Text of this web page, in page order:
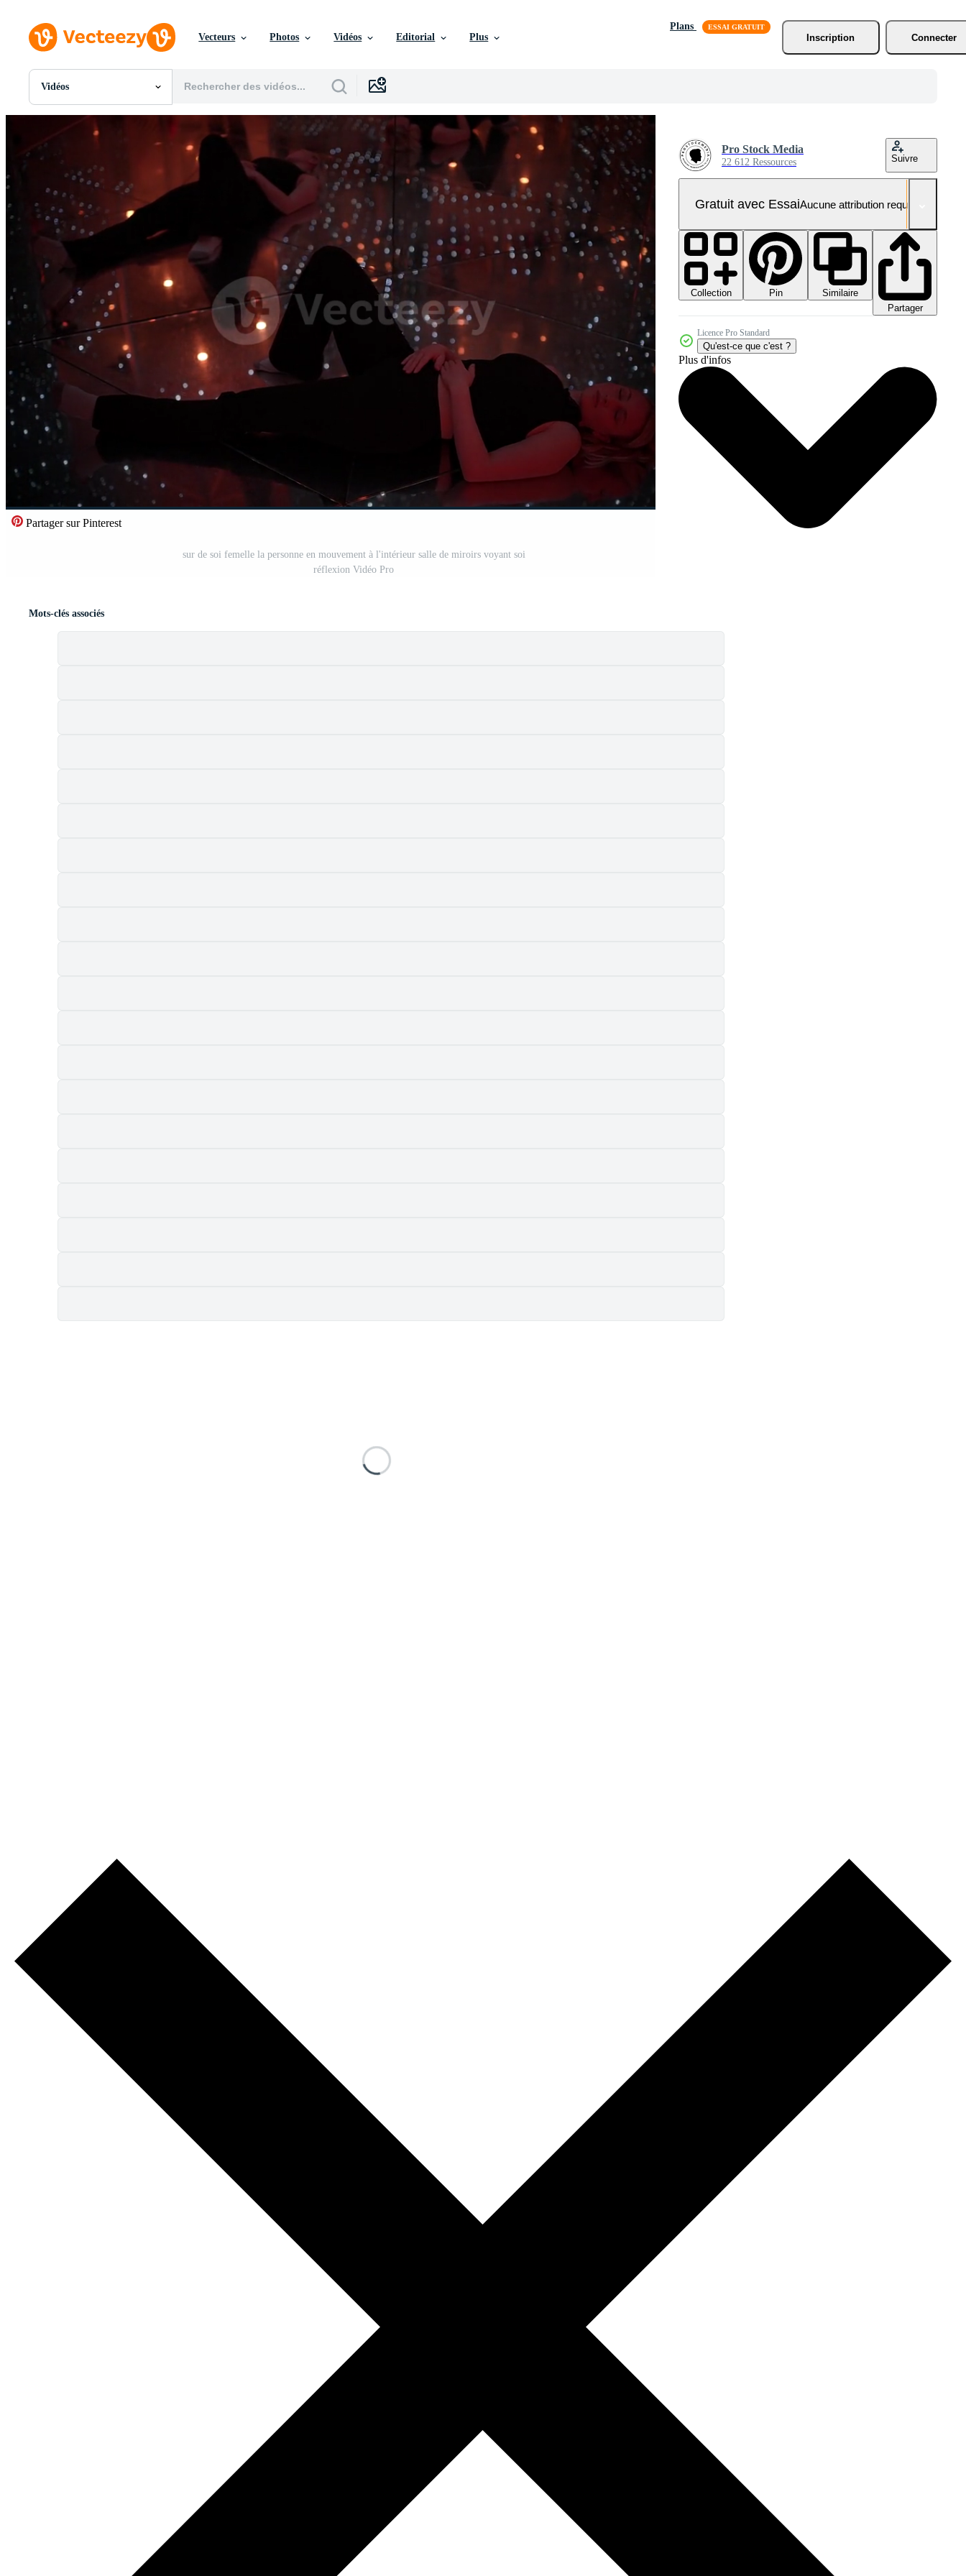
Vecteurs Photos Vidéos Editorial Plus
Plans
Inscription
Connecter
Vidéos
Toutes Images
Modèles
Vecteurs
Vidéos
Motion graphics
Images Éditoriales
Événements Éditoriaux
Partager sur Pinterest
sur de soi femelle la personne en mouvement à l'intérieur salle de miroirs voyant soi
réflexion Vidéo Pro
Pro Stock Media
22 612 Ressources Suivre
Gratuit avec EssaiAucune attribution requise
Collection Pin
Similaire
Partager
Licence Pro Standard
Qu'est-ce que c'est ?
Plus d'infos
Mots-clés associés